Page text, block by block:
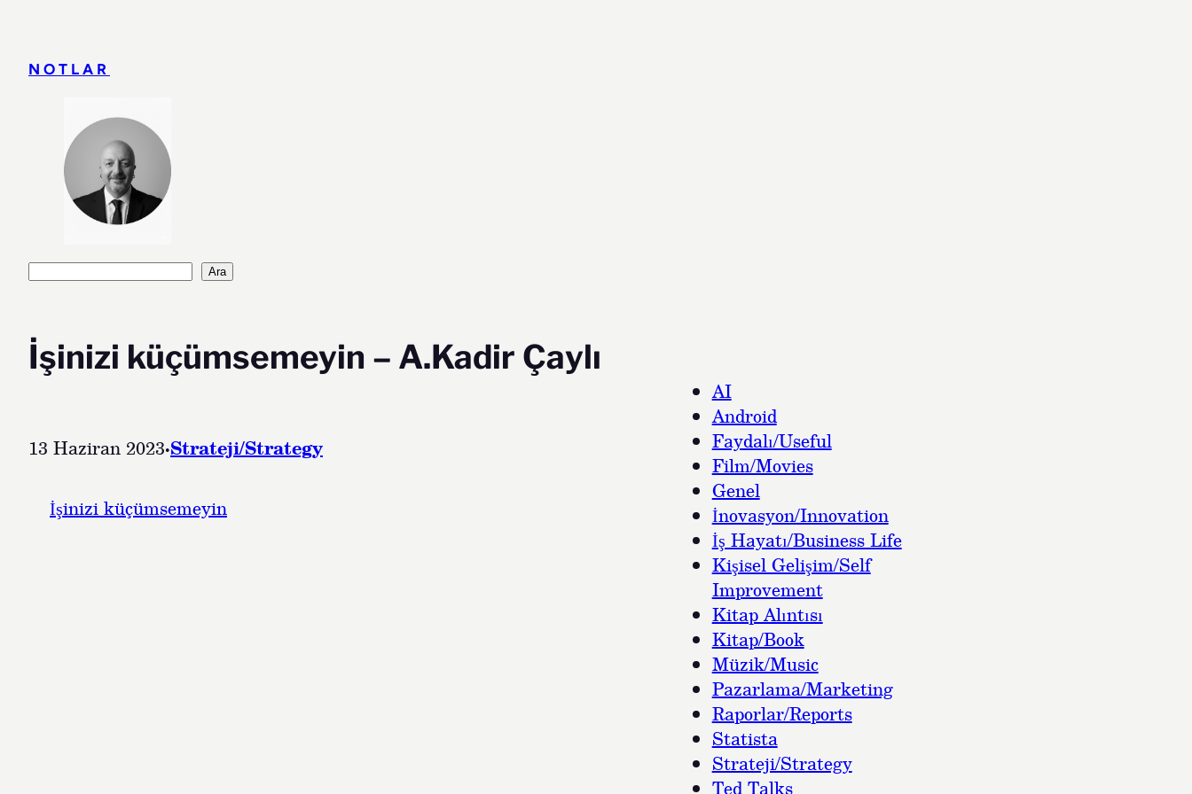
NOTLAR
Ara Ara
İşinizi küçümsemeyin – A.Kadir Çaylı
13 Haziran 2023·Strateji/Strategy
İşinizi küçümsemeyin
AI
Android
Faydalı/Useful
Film/Movies
Genel
İnovasyon/Innovation
İş Hayatı/Business Life
Kişisel Gelişim/Self
Improvement
Kitap Alıntısı
Kitap/Book
Müzik/Music
Pazarlama/Marketing
Raporlar/Reports
Statista
Strateji/Strategy
Ted Talks